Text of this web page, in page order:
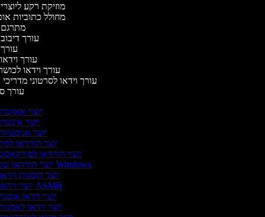
מוזיקת רקע
מחולל כתוביות
עורך
עורך
עורך וידאו
עורך וידאו לסרטוני
עורך
יוצר
יוצר
יוצר
יוצר הווידאו
יוצר הווידאו
יוצר הווידאו של Windows
יוצר הזמנות
יוצר וידאו ASMR
יוצר וידאו
יוצר וידאו